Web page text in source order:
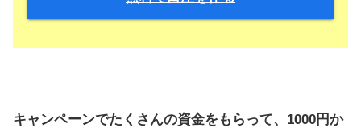
キャンペーンでたくさんの資金をもらって、1000円か